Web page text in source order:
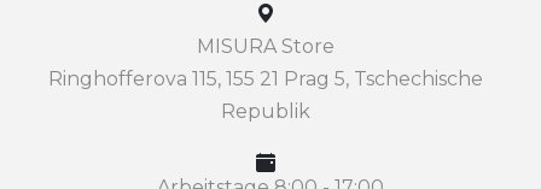
MISURA Store
Ringhofferova 115, 155 21 Prag 5, Tschechische
Republik